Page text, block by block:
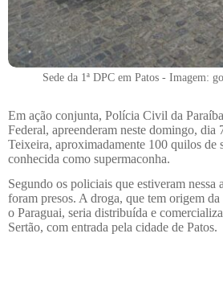
Sede da 1ª DPC em Patos - Imagem:
Em ação conjunta, Polícia Civil da
Federal, apreenderam neste domingo, dia
Teixeira, aproximadamente 100 quilos de
conhecida como supermaconha.
Segundo os policiais que estiveram
foram presos. A droga, que tem origem
o Paraguai, seria distribuída e
Sertão, com entrada pela cidade de Patos.